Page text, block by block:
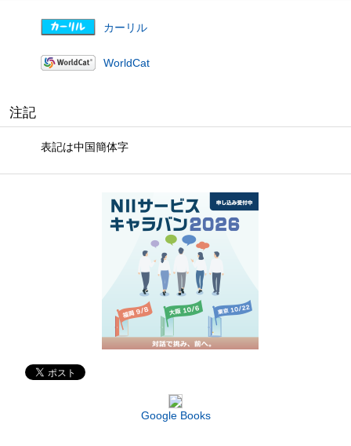
カーリル
WorldCat
注記
表記は中国簡体字
Google Books